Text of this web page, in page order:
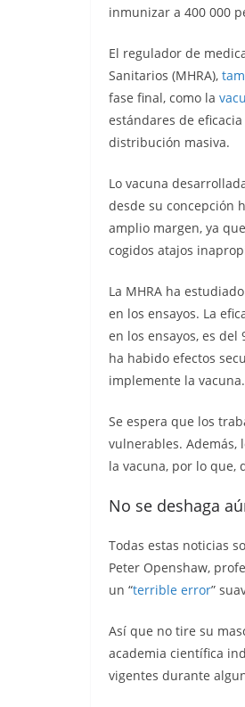
inmunizar a 400 000
El regulador de
Sanitarios (MHRA),
fase final, como la
estándares de
distribución masiva.
Lo vacuna
desde su concepción
amplio margen, ya
cogidos atajos
La MHRA ha
en los ensayos. La
en los ensayos, es
ha habido efectos
implemente la vacuna.
Se espera que los
vulnerables. Además,
la vacuna, por lo que,
No se deshaga
Todas estas noticias
Peter Openshaw,
un “terrible error”
Así que no tire su
academia científica
vigentes durante